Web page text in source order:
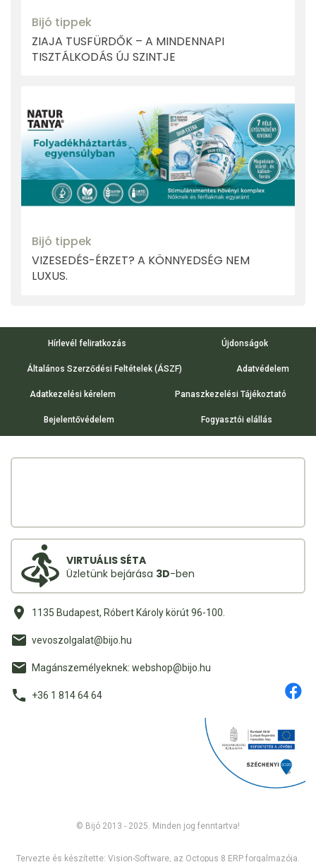
Bijó tippek
ZIAJA TUSFÜRDŐK – A MINDENNAPI
TISZTÁLKODÁS ÚJ SZINTJE
Bijó tippek
VIZESEDÉS-ÉRZET? A KÖNNYEDSÉG NEM
LUXUS.
Hírlevél feliratkozás Újdonságok
Általános Szerződési Feltételek (ÁSZF) Adatvédelem
Adatkezelési kérelem Panaszkezelési Tájékoztató
Bejelentővédelem Fogyasztói elállás
VIRTUÁLIS SÉTA
Üzletünk bejárása 3D-ben
1135 Budapest, Róbert Károly körút 96-100.
vevoszolgalat@bijo.hu
Magánszemélyeknek: webshop@bijo.hu
+36 1 814 64 64
Tervezte és készítette: Vision-Software, az Octopus 8 ERP forgalmazója.
© Bijó 2013 - 2025. Minden jog fenntartva!